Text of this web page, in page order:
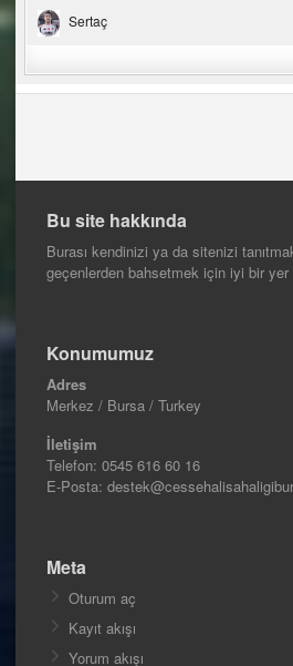
Sertaç
Bu site hakkında
Burası kendinizi ya da sitenizi
geçenlerden bahsetmek için iyi bir yer
Konumumuz
Adres
Merkez / Bursa / Turkey
İletişim
Telefon: 0545 616 60 16
E-Posta:
Meta
Oturum aç
Kayıt akışı
Yorum akışı